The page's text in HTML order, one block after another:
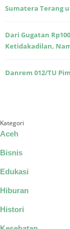
Sumatera Terang
Dari Gugatan
Ketidakadilan,
Danrem 012/TU
Kategori
Aceh
Bisnis
Edukasi
Hiburan
Histori